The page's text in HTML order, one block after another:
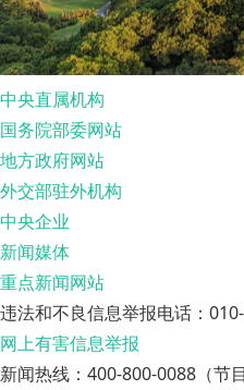
中央直属机构
国务院部委网站
地方政府网站
外交部驻外机构
中央企业
新闻媒体
重点新闻网站
违法和不良信息举报电话：
网上有害信息举报
新闻热线：400-800-0088（节